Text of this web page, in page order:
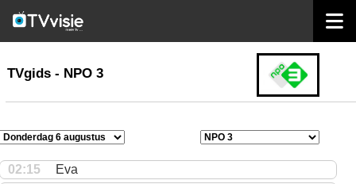
TVgids
TVgids - NPO 3
02:15
Eva